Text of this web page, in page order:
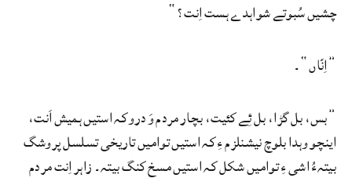
چشیں سُبوتے شواہدے ہست اِنت؟“
”اِنّاں“۔
”بس، بل گڑا، بل ئِے کئیت، بچار مردم وَ درو کہ استیں ہمیش اَنت،
اینچو وہدا بلوچ نیشنلزم ءِ کہ استیں توامیں تاریخی تسلسل پروشگ
بیتہءُ اشی ءِ توامیں شکل کہ استیں مسخ کنگ بیتہ۔ زاہر اِنت مردم